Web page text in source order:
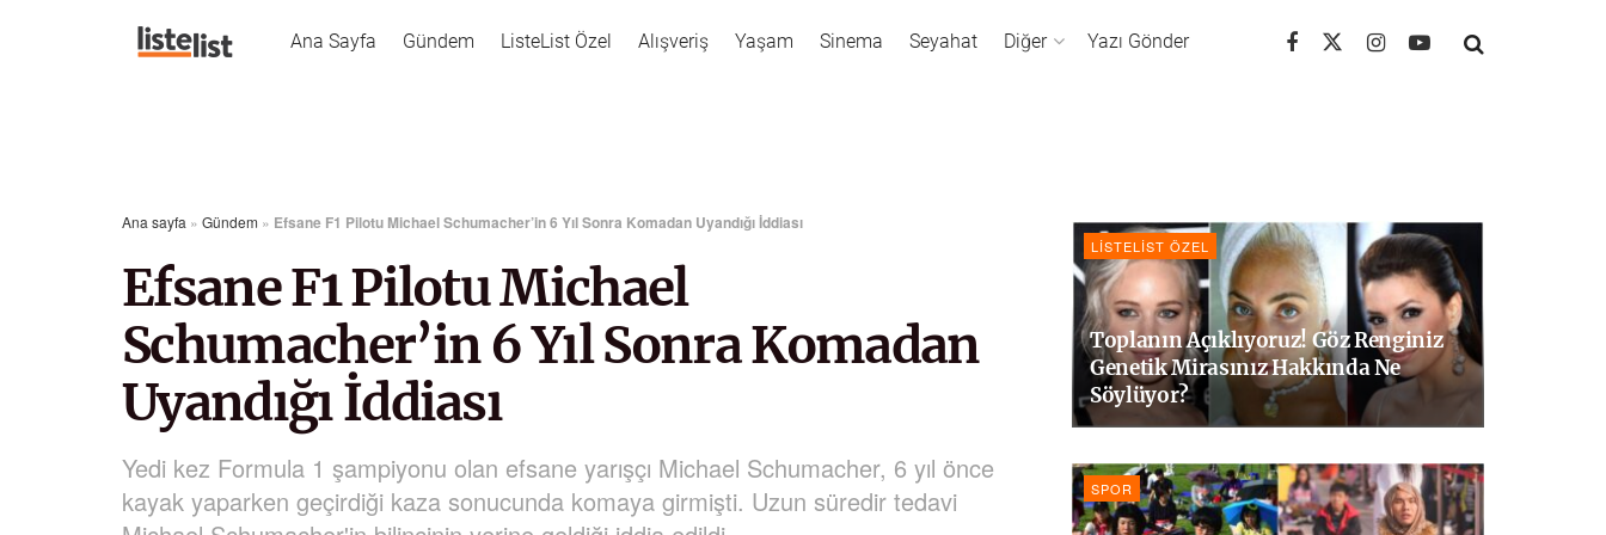
Ana Sayfa Gündem ListeList Özel Alışveriş Yaşam Sinema Seyahat Diğer Yazı Gönder
Ana sayfa » Gündem » Efsane F1 Pilotu Michael Schumacher’in 6 Yıl Sonra Komadan Uyandığı İddiası
Efsane F1 Pilotu Michael
Schumacher’in 6 Yıl Sonra Komadan
Uyandığı İddiası
Yedi kez Formula 1 şampiyonu olan efsane yarışçı Michael Schumacher, 6 yıl önce
kayak yaparken geçirdiği kaza sonucunda komaya girmişti. Uzun süredir tedavi
LISTELIST ÖZEL
Toplanın Açıklıyoruz! Göz Renginiz
Genetik Mirasınız Hakkında Ne
Söylüyor?
SPOR